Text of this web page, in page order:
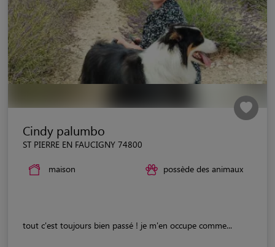
Cindy palumbo
ST PIERRE EN FAUCIGNY 74800
maison possède des animaux
tout c'est toujours bien passé ! je m'en occupe comme...